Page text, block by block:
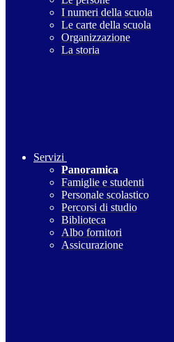
I numeri della scuola
Le carte della scuola
Organizzazione
La storia
Servizi
Panoramica
Famiglie e studenti
Personale scolastico
Percorsi di studio
Biblioteca
Albo fornitori
Assicurazione